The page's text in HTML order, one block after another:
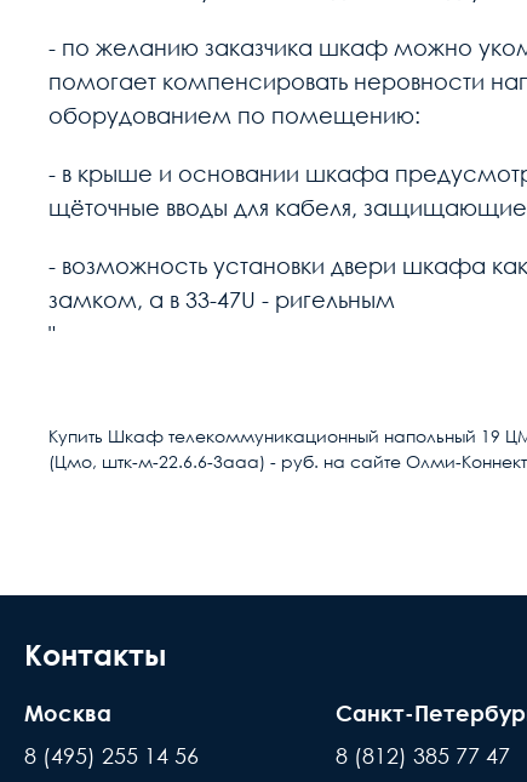
- по желанию заказчика шкаф можно
помогает компенсировать неровности
оборудованием по помещению:
- в крыше и основании шкафа
щёточные вводы для кабеля,
- возможность установки двери шкафа
замком, а в 33-47U - ригельным
"
Тип
Высота, U
Высота, мм
Ширина, мм
Глубина, мм
Условия доставки
места доставки товара. Обращаем
происходит силами заказчика
Время ожидания водителя при
Купить Шкаф телекоммуникационный напольный 19
(Цмо, штк-м-22.6.6-3ааа) - руб. на сайте Олми-
Контакты
Москва
8 (495) 255 14 56
Санкт-
8 (812) 385 77 47